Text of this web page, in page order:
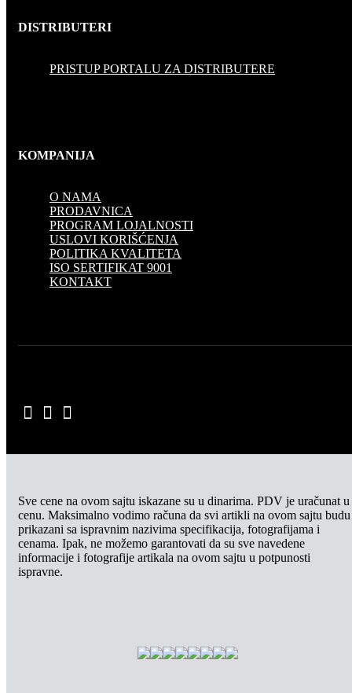
DISTRIBUTERI
PRISTUP PORTALU ZA DISTRIBUTERE
KOMPANIJA
O NAMA
PRODAVNICA
PROGRAM LOJALNOSTI
USLOVI KORIŠĆENJA
POLITIKA KVALITETA
ISO SERTIFIKAT 9001
KONTAKT
Sve cene na ovom sajtu iskazane su u dinarima. PDV je uračunat u
cenu. Maksimalno vodimo računa da svi artikli na ovom sajtu budu
prikazani sa ispravnim nazivima specifikacija, fotografijama i
cenama. Ipak, ne možemo garantovati da su sve navedene
informacije i fotografije artikala na ovom sajtu u potpunosti
ispravne.